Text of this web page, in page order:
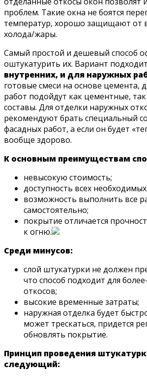
проблем. Такие окна не боятся
температур, хорошо защищают от
холода/жары.
Самый простой и дешевый способ
оштукатурить их. Вариант подходит
внутренних, и для наружных
готовые смеси на основе цемента,
работ подойдут как цементные,
составы. Для отделки наружных
рекомендуют брать специальный
фасадных работ, а если он будет
вообще здорово.
К основным преимуществам
невысокую стоимость;
доступность всех
возможность выполнить все
самостоятельно;
покрытие отличается
к огню.
Среди минусов:
слой штукатурки не должен
что способ подходит для
откосов;
высокие временные затраты;
наружная отделка будет
может трескаться, придется
обновлять покрытие.
Принцип проведения
следующий: